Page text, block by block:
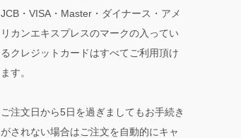
JCB・VISA・Master・ダイナース・アメ
リカンエキスプレスのマークの入ってい
るクレジットカードはすべてご利用頂け
ます。
ご注文日から5日を過ぎましてもお手続き
がされない場合はご注文を自動的にキャ